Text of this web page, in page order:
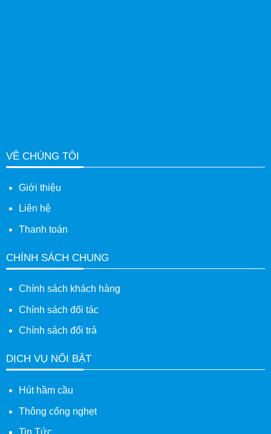
VỀ CHÚNG TÔI
Giới thiệu
Liên hệ
Thanh toán
CHÍNH SÁCH CHUNG
Chính sách khách hàng
Chính sách đối tác
Chính sách đổi trả
DỊCH VỤ NỔI BẬT
Hút hầm cầu
Thông cống nghẹt